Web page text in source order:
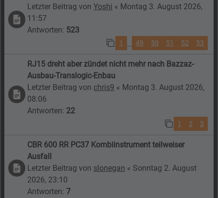
Letzter Beitrag vonYoshi « Montag 3. August 2026,
11:57
Antworten: 523
1 … 49 50 51 52 53
RJ15 dreht aber zündet nicht mehr nach Bazzaz-
Ausbau-Translogic-Enbau
Letzter Beitrag von chris9 « Montag 3. August 2026,
08:06
Antworten: 22
1 2 3
CBR 600 RR PC37 Kombiinstrument teilweiser
Ausfall
Letzter Beitrag von slonegan « Sonntag 2. August
2026, 23:10
Antworten:7